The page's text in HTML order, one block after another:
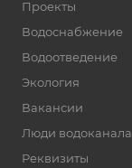
Проекты
Водоснабжение
Водоотведение
Экология
Вакансии
Люди водоканала
Реквизиты